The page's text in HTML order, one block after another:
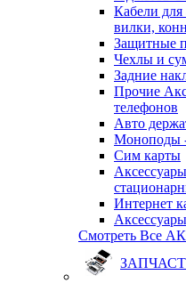
Кабели для
вилки,
Защитные
Чехлы и
Задние
Прочие
телефонов
Авто
Моноподы
Сим карты
Интернет
Смотреть Все